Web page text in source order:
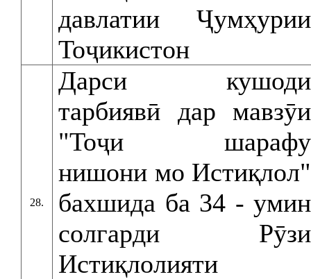
давлатии Ҷумҳурии
Тоҷикистон
28.
Дарси кушоди
тарбиявӣ дар мавзӯи
"Тоҷи шарафу
нишони мо Истиқлол"
бахшида ба 34 - умин
солгарди Рӯзи
Истиқлолияти